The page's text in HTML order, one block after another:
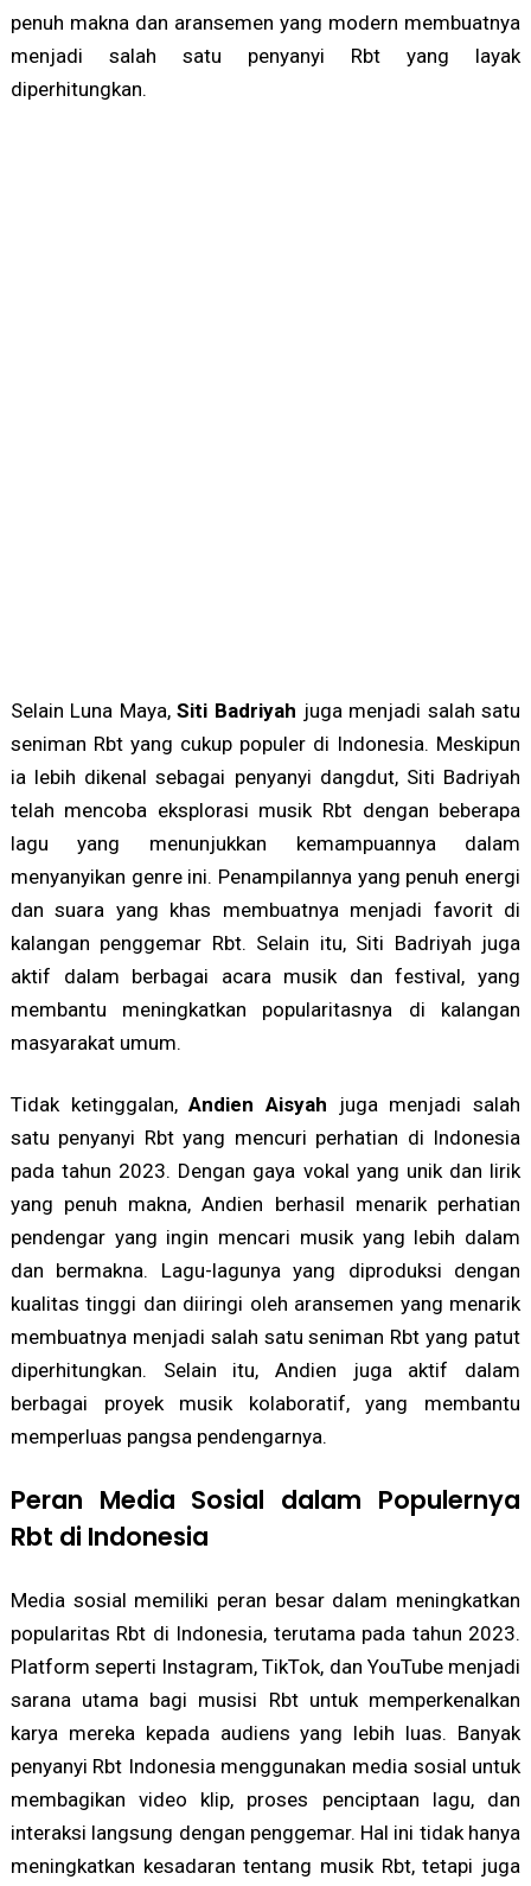
penuh makna dan aransemen yang modern membuatnya
menjadi salah satu penyanyi Rbt yang layak
diperhitungkan.
Selain Luna Maya,Siti Badriyah juga menjadi salah satu
seniman Rbt yang cukup populer di Indonesia. Meskipun
ia lebih dikenal sebagai penyanyi dangdut, Siti Badriyah
telah mencoba eksplorasi musik Rbt dengan beberapa
lagu yang menunjukkan kemampuannya dalam
menyanyikan genre ini. Penampilannya yang penuh energi
dan suara yang khas membuatnya menjadi favorit di
kalangan penggemar Rbt. Selain itu, Siti Badriyah juga
aktif dalam berbagai acara musik dan festival, yang
membantu meningkatkan popularitasnya di kalangan
masyarakat umum.
Tidak ketinggalan,Andien Aisyah juga menjadi salah
satu penyanyi Rbt yang mencuri perhatian di Indonesia
pada tahun 2023. Dengan gaya vokal yang unik dan lirik
yang penuh makna, Andien berhasil menarik perhatian
pendengar yang ingin mencari musik yang lebih dalam
dan bermakna. Lagu-lagunya yang diproduksi dengan
kualitas tinggi dan diiringi oleh aransemen yang menarik
membuatnya menjadi salah satu seniman Rbt yang patut
diperhitungkan. Selain itu, Andien juga aktif dalam
berbagai proyek musik kolaboratif, yang membantu
memperluas pangsa pendengarnya.
Peran Media Sosial dalam Populernya
Rbt di Indonesia
Media sosial memiliki peran besar dalam meningkatkan
popularitas Rbt di Indonesia, terutama pada tahun 2023.
Platform seperti Instagram, TikTok, dan YouTube menjadi
sarana utama bagi musisi Rbt untuk memperkenalkan
karya mereka kepada audiens yang lebih luas. Banyak
penyanyi Rbt Indonesia menggunakan media sosial untuk
membagikan video klip, proses penciptaan lagu, dan
interaksi langsung dengan penggemar. Hal ini tidak hanya
meningkatkan kesadaran tentang musik Rbt, tetapi juga